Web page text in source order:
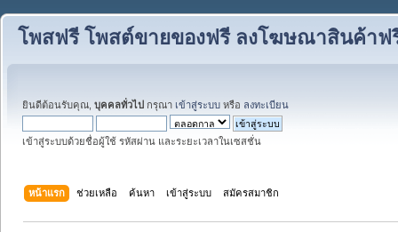
โพสฟรี โพสต์ขายของฟรี ลงโฆษณาสินค้า
ยินดีต้อนรับคุณ, บุคคลทั่วไป กรุณา เข้าสู่ระบบ หรือ ลงทะเบียน
เข้าสู่ระบบด้วยชื่อผู้ใช้ รหัสผ่าน และระยะเวลาในเซสชั่น
หน้าแรก ช่วยเหลือ ค้นหา เข้าสู่ระบบ สมัครสมาชิก